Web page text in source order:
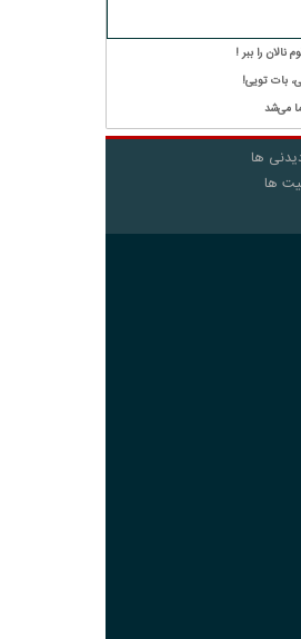
نالان را ببر !
بات تویی!
می‌شد
ها
ها